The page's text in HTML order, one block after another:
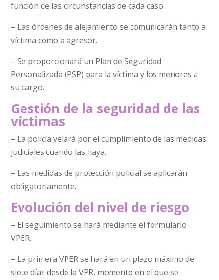
función de las circunstancias de cada caso.
– Las órdenes de alejamiento se comunicarán tanto a
víctima como a agresor.
– Se proporcionará un Plan de Seguridad
Personalizada (PSP) para la víctima y los menores a
su cargo.
Gestión de la seguridad de las
víctimas
– La policía velará por el cumplimiento de las medidas
judiciales cuando las haya.
– Las medidas de protección policial se aplicarán
obligatoriamente.
Evolución del nivel de riesgo
– El seguimiento se hará mediante el formulario
VPER.
– La primera VPER se hará en un plazo máximo de
siete días desde la VPR, momento en el que se